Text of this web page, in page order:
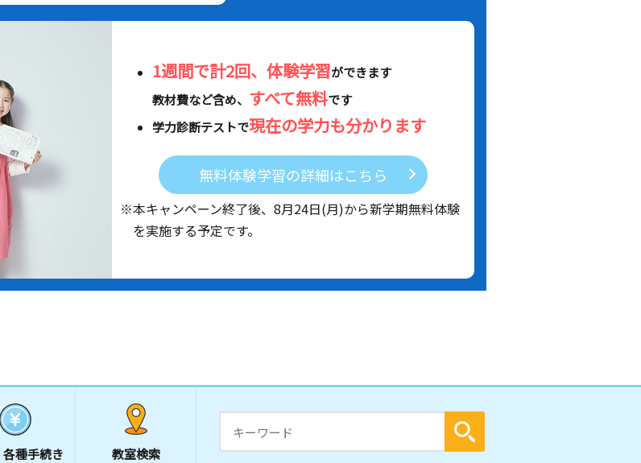
1週間で計2回、体験学習ができます
教材費など含め、 すべて無料です
学力診断テストで現在の学力も分かります
無料体験学習の詳細はこちら
※本キャンペーン終了後、 8月24日(月)から新学期無料体験
を実施する予定です。
各種手続き 教室検索